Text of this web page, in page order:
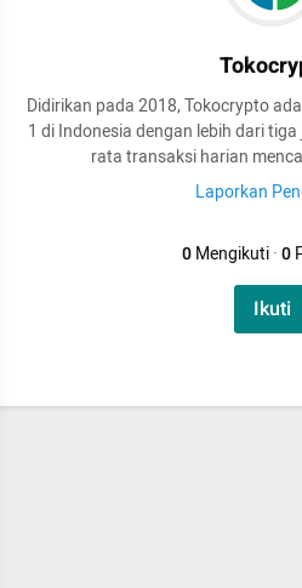
Didirikan pada 2018, Tokocrypto
1 di Indonesia dengan lebih dari
rata transaksi harian
Laporkan
0Mengikuti·0
Ikuti